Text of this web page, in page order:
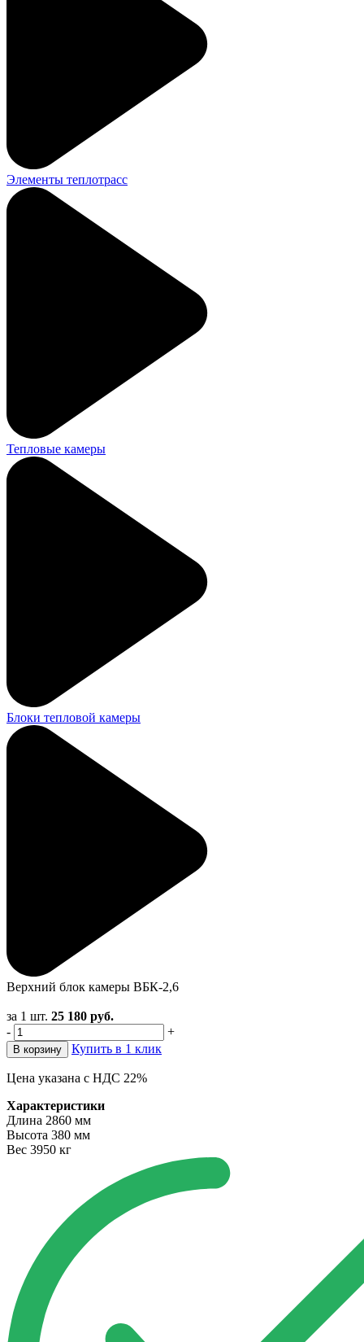
Элементы теплотрасс
Тепловые камеры
Блоки тепловой камеры
Верхний блок камеры ВБК-2,6
за 1 шт. 25 180 руб.
-
+
В корзину Купить в 1 клик
Цена указана с НДС 22%
Характеристики
Длина 2860 мм
Высота 380 мм
Вес 3950 кг